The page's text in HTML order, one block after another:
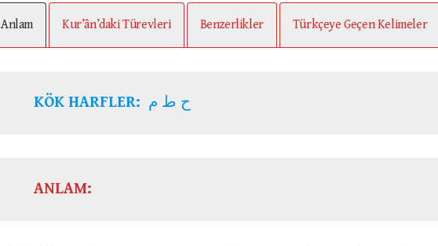
Anlam Kur’ân’daki Türevleri Benzerlikler Türkçeye Geçen Kelimeler
KÖK HARFLER: ح ط م
ANLAM: